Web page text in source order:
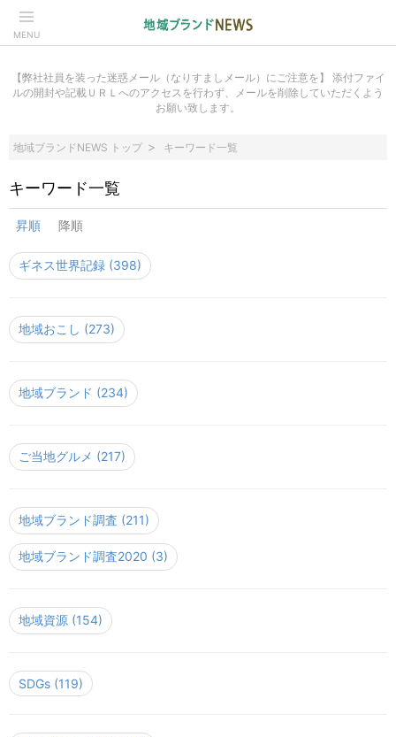
MENU
【弊社社員を装った迷惑メール（なりすましメール）にご注意を】 添付ファイ
ルの開封や記載ＵＲＬへのアクセスを行わず、メールを削除していただくよう
お願い致します。
地域ブランドNEWS トップ キーワード一覧
キーワード一覧
昇順 降順
ギネス世界記録 (398)
地域おこし (273)
地域ブランド (234)
ご当地グルメ (217)
地域ブランド調査 (211)
地域ブランド調査2020 (3)
地域資源 (154)
SDGs (119)